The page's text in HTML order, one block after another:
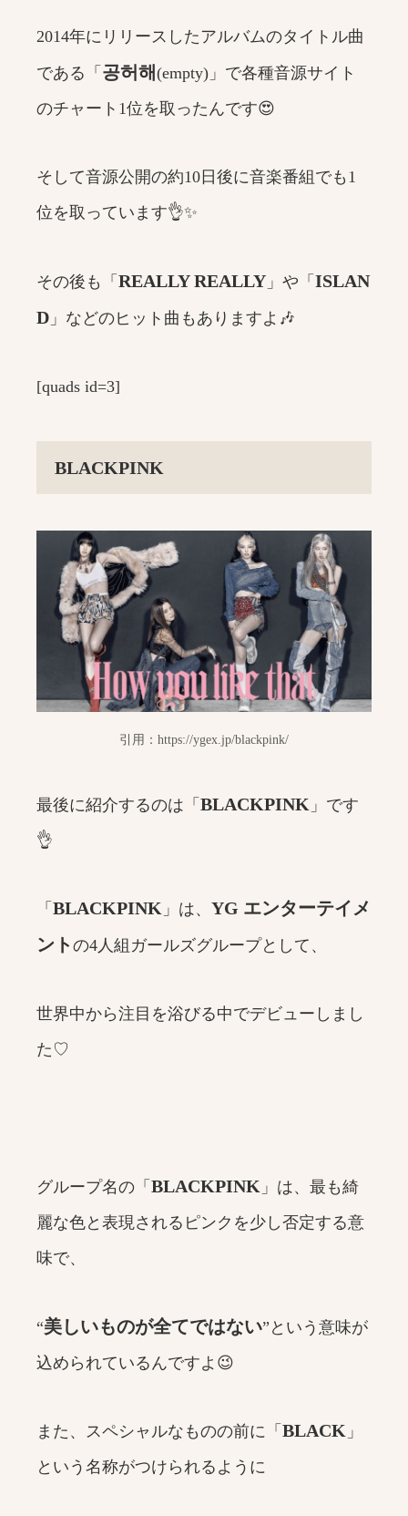
2014年にリリースしたアルバムのタイトル曲
である「 공허해 (empty)」で各種音源サイト
のチャート1位を取ったんです😍
そして音源公開の約10日後に音楽番組でも1
位を取っています👌✨
その後も「 REALLY REALLY 」や「 ISLAN
D 」などのヒット曲もありますよ🎶
[quads id=3]
BLACKPINK
引用：https://ygex.jp/blackpink/
最後に紹介するのは「 BLACKPINK 」です
👌
「 BLACKPINK 」は、 YG エンターテイメ
ント の4人組ガールズグループとして、
世界中から注目を浴びる中でデビューしまし
た♡
グループ名の「 BLACKPINK 」は、最も綺
麗な色と表現されるピンクを少し否定する意
味で、
“美しいものが全てではない”という意味が
込められているんですよ😉
また、スペシャルなものの前に「 BLACK 」
という名称がつけられるように